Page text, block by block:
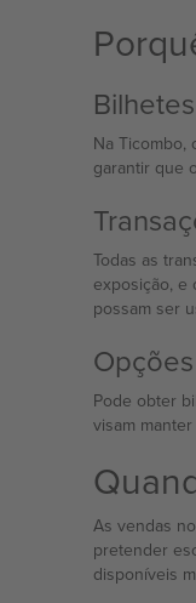
Na Ticombo,
garantir que
Todas as
exposição, e
possam ser
Pode obter
visam
As vendas
pretender
disponíveis